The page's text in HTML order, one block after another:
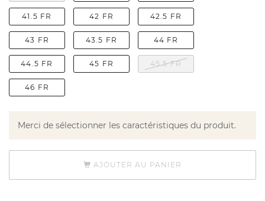
41.5 FR 42 FR 42.5 FR
43 FR 43.5 FR 44 FR
44.5 FR 45 FR 45.5 FR
46 FR
Merci de sélectionner les caractéristiques du produit.
AJOUTER AU PANIER